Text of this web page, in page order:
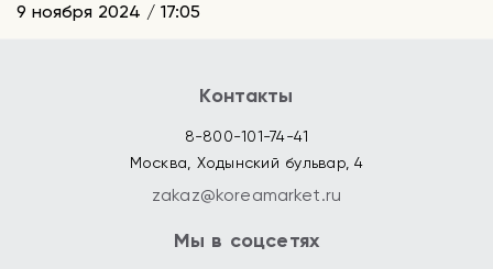
9 ноября 2024 / 17:05
Контакты
8-800-101-74-41
Москва, Ходынский бульвар, 4
zakaz@koreamarket.ru
Мы в соцсетях